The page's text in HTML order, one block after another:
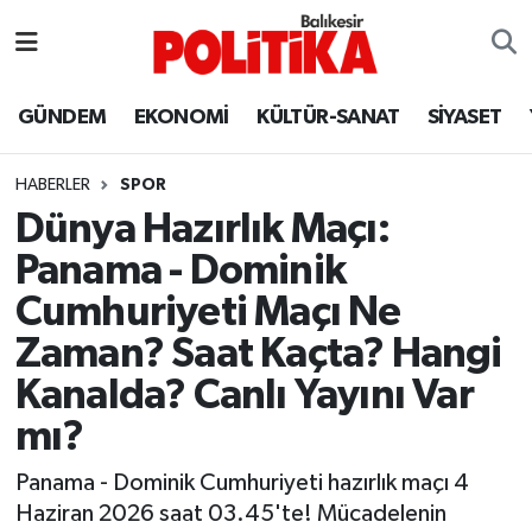
GÜNDEM EKONOMİ KÜLTÜR-SANAT SİYASET
HABERLER SPOR
Dünya Hazırlık Maçı:
Panama - Dominik
Cumhuriyeti Maçı Ne
Zaman? Saat Kaçta? Hangi
Kanalda? Canlı Yayını Var
mı?
Panama - Dominik Cumhuriyeti hazırlık maçı 4
Haziran 2026 saat 03.45'te! Mücadelenin
Ayvalık
Bandırma
Bigadiç
BİYOGRAFİLER
Burhaniye
ÇEVRE
Balıkesir Hava Durumu
Balıkesir Namaz Vakitleri
Balıkesir Trafik Yoğunluk Haritası
Süper Lig Puan Durumu ve Fikstür
Tüm Manşetler
Son Dakika Haberleri
Haber Arşivi